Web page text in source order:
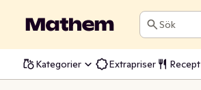
Sök
Kategorier Extrapriser Recept